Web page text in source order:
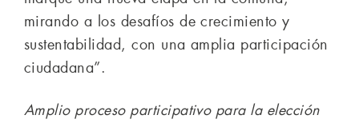
mirando a los desafíos de crecimiento y
sustentabilidad, con una amplia participación
ciudadana”.
Amplio proceso participativo para la elección